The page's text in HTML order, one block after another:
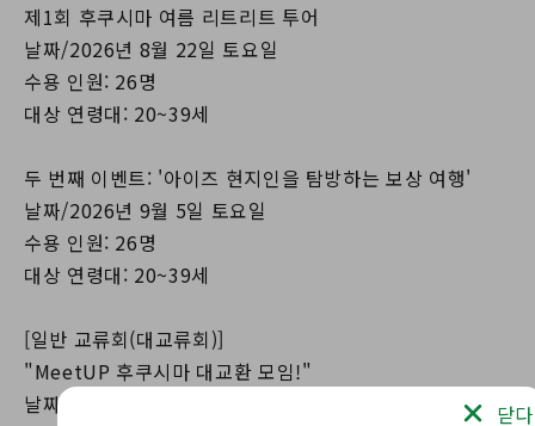
제1회 후쿠시마 여름 리트리트 투어
날짜/2026년 8월 22일 토요일
수용 인원: 26명
대상 연령대: 20~39세
두 번째 이벤트: '아이즈 현지인을 탐방하는 보상 여행'
날짜/2026년 9월 5일 토요일
수용 인원: 26명
대상 연령대: 20~39세
[일반 교류회(대교류회)]
"MeetUP 후쿠시마 대교환 모임!"
날짜/2027년 2월 13일 토요일
닫다